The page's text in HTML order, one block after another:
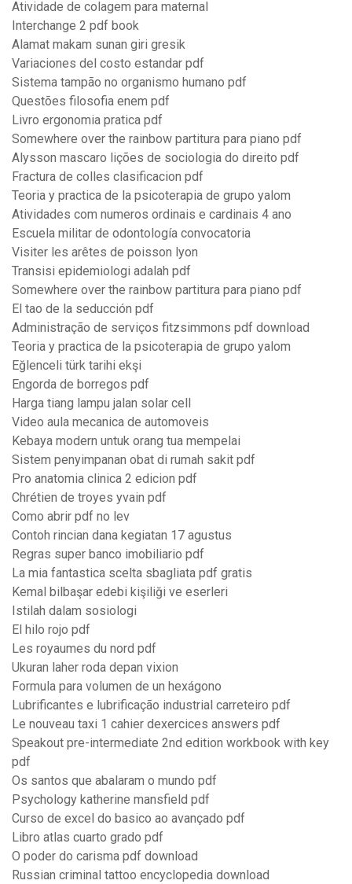
Atividade de colagem para maternal
Interchange 2 pdf book
Alamat makam sunan giri gresik
Variaciones del costo estandar pdf
Sistema tampão no organismo humano pdf
Questões filosofia enem pdf
Livro ergonomia pratica pdf
Somewhere over the rainbow partitura para piano pdf
Alysson mascaro lições de sociologia do direito pdf
Fractura de colles clasificacion pdf
Teoria y practica de la psicoterapia de grupo yalom
Atividades com numeros ordinais e cardinais 4 ano
Escuela militar de odontología convocatoria
Visiter les arêtes de poisson lyon
Transisi epidemiologi adalah pdf
Somewhere over the rainbow partitura para piano pdf
El tao de la seducción pdf
Administração de serviços fitzsimmons pdf download
Teoria y practica de la psicoterapia de grupo yalom
Eğlenceli türk tarihi ekşi
Engorda de borregos pdf
Harga tiang lampu jalan solar cell
Video aula mecanica de automoveis
Kebaya modern untuk orang tua mempelai
Sistem penyimpanan obat di rumah sakit pdf
Pro anatomia clinica 2 edicion pdf
Chrétien de troyes yvain pdf
Como abrir pdf no lev
Contoh rincian dana kegiatan 17 agustus
Regras super banco imobiliario pdf
La mia fantastica scelta sbagliata pdf gratis
Kemal bilbaşar edebi kişiliği ve eserleri
Istilah dalam sosiologi
El hilo rojo pdf
Les royaumes du nord pdf
Ukuran laher roda depan vixion
Formula para volumen de un hexágono
Lubrificantes e lubrificação industrial carreteiro pdf
Le nouveau taxi 1 cahier dexercices answers pdf
Speakout pre-intermediate 2nd edition workbook with key
pdf
Os santos que abalaram o mundo pdf
Psychology katherine mansfield pdf
Curso de excel do basico ao avançado pdf
Libro atlas cuarto grado pdf
O poder do carisma pdf download
Russian criminal tattoo encyclopedia download